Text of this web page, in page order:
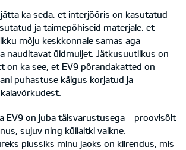
ka seda, et interjööris on kasutatud
ja taimepõhiseid materjale, et
mõju keskkonnale samas aga
nauditavat üldmuljet. Jätkusuutlikus on
on ka see, et EV9 põrandakatted on
puhastuse käigus korjatud ja
EV9 on juba täisvarustusega - proovisõit
sujuv ning küllaltki vaikne.
plussiks minu jaoks on kiirendus, mis